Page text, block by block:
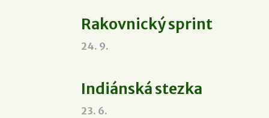
Rakovnický sprint
24. 9.
Indiánská stezka
23. 6.